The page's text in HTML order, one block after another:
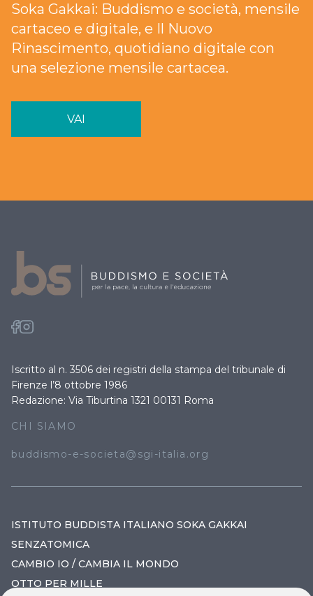
Soka Gakkai: Buddismo e società, mensile
cartaceo e digitale, e Il Nuovo
Rinascimento, quotidiano digitale con
una selezione mensile cartacea.
VAI
Iscritto al n. 3506 dei registri della stampa del tribunale di
Firenze l’8 ottobre 1986
Redazione: Via Tiburtina 1321 00131 Roma
CHI SIAMO
buddismo-e-societa@sgi-italia.org
ISTITUTO BUDDISTA ITALIANO SOKA GAKKAI
SENZATOMICA
CAMBIO IO / CAMBIA IL MONDO
OTTO PER MILLE